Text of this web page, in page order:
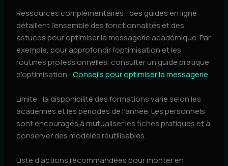
Ressources complémentaires : des guides en ligne
détaillent l’ensemble des fonctionnalités et des
astuces pour optimiser la messagerie académique. Par
exemple, pour approfondir l’optimisation et les
routines professionnelles, consulter un guide pratique
d’optimisation :Conseils pour optimiser la messagerie.
Limite : la disponibilité des formations varie selon les
académies et les périodes de l’année. Les personnels
sont encouragés à mutualiser les fiches pratiques et à
conserver des modèles réutilisables.
Liste d’actions recommandées pour monter en